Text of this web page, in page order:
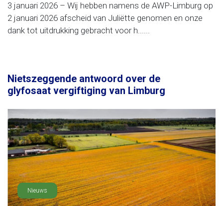
3 januari 2026 – Wij hebben namens de AWP-Limburg op
2 januari 2026 afscheid van Juliëtte genomen en onze
dank tot uitdrukking gebracht voor h......
Nietszeggende antwoord over de
glyfosaat vergiftiging van Limburg
Nieuws